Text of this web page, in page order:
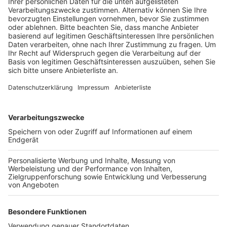
und bisher ist das Projekt gut angelaufen, heißt es
von der RWE-Forschungsstelle Rekultivierung.
Veröffentlicht:Donnerstag, 11.07.2024 16:05
Anzeige
auf der Fläche wohl fühlen. Außerdem konnten die
Wildpferde auch schon einige Besucher auf die
Sophienhöhe locken und so den Tourismus in der
Region fördern, sagt der Leiter der Forschungsstelle.
Das Projekt ist jetzt erstmal für fünf Jahre angelegt
und wird in dieser Zeit von verschiedenen Experten
begleitet. Danach wollen sie entscheiden, ob das
Projekt ausgeweitet wird – theoretisch stehen mehr